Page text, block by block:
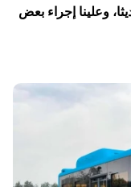
وعلينا إجراء بعض